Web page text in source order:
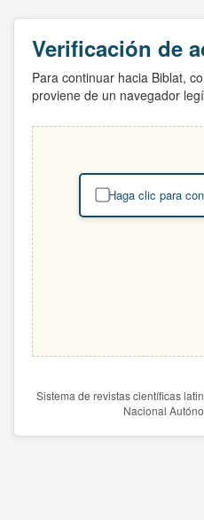
Verificación de
Para continuar hacia Biblat,
proviene de un navegador
Haga clic para
Sistema de revistas científicas
Nacional